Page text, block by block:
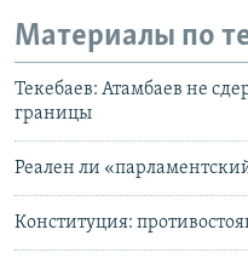
Материалы по
Текебаев: Атамбаев не
границы
Реален ли
Конституция: